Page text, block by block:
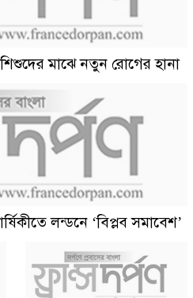
মাঝে নতুন রোগের হানা
লন্ডনে ‘বিপ্লব সমাবেশ’